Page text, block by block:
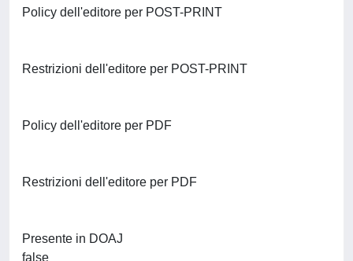
Policy dell'editore per POST-PRINT
Restrizioni dell'editore per POST-PRINT
Policy dell'editore per PDF
Restrizioni dell'editore per PDF
Presente in DOAJ